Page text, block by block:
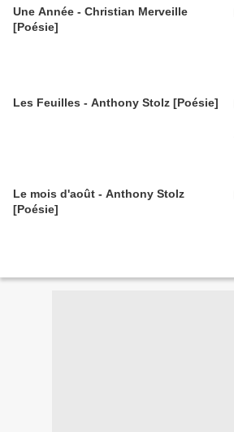
Une Année - Christian Merveille
[Poésie]
Les Feuilles - Anthony Stolz [Poésie]
Le mois d'août - Anthony Stolz
[Poésie]